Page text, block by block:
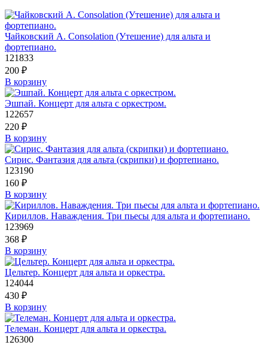
Чайковский А. Consolation (Утешение) для альта и
фортепиано.
121833
200 ₽
В корзину
Эшпай. Концерт для альта с оркестром.
122657
220 ₽
В корзину
Сирис. Фантазия для альта (скрипки) и фортепиано.
123190
160 ₽
В корзину
Кириллов. Наваждения. Три пьесы для альта и фортепиано.
123969
368 ₽
В корзину
Цельтер. Концерт для альта и оркестра.
124044
430 ₽
В корзину
Телеман. Концерт для альта и оркестра.
126300